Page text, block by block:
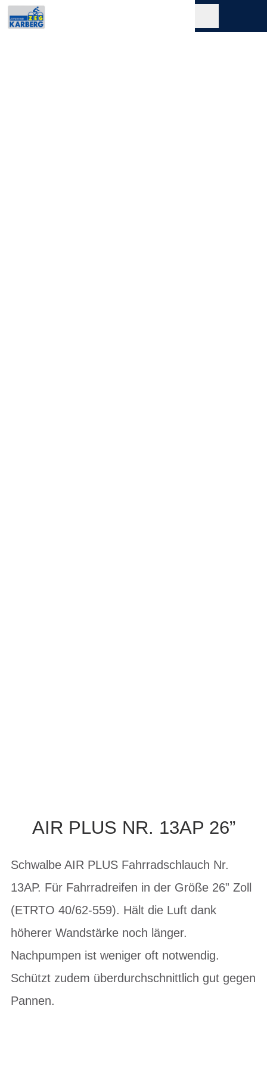
AIR PLUS NR. 13AP 26”
Schwalbe AIR PLUS Fahrradschlauch Nr.
13AP. Für Fahrradreifen in der Größe 26” Zoll
(ETRTO 40/62-559). Hält die Luft dank
höherer Wandstärke noch länger.
Nachpumpen ist weniger oft notwendig.
Schützt zudem überdurchschnittlich gut gegen
Pannen.